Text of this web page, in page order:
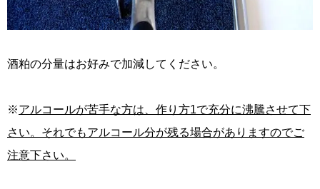
酒粕の分量はお好みで加減してください。
※アルコールが苦手な方は、作り方1で充分に沸騰させて下
さい。それでもアルコール分が残る場合がありますのでご
注意下さい。